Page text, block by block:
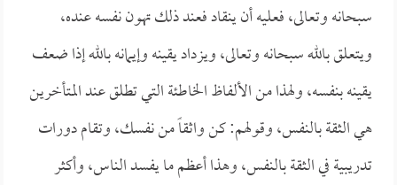
سبحانه وتعالى، فعليه أن ينقاد فعند ذلك تهون نفسه عنده،
ويتعلق بالله سبحانه وتعالى، ويزداد يقينه وإيمانه بالله إذا ضعف
يقينه بنفسه، ولهذا من الألفاظ الخاطئة التي تطلق عند المتأخرين
هي الثقة بالنفس، وقولهم: كن واثقاً من نفسك، وتقام دورات
تدريبية في الثقة بالنفس، وهذا أعظم ما يفسد الناس، وأكثر